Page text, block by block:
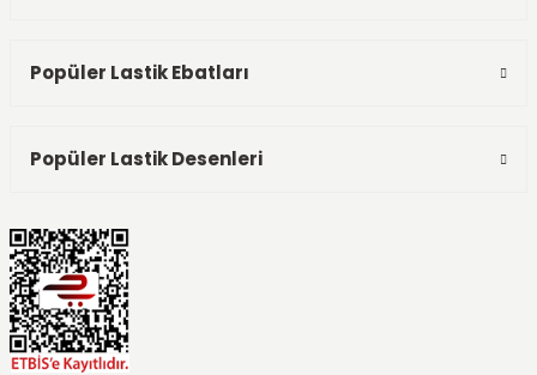
Popüler Lastik Ebatları
Popüler Lastik Desenleri